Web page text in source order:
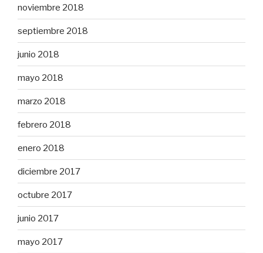
noviembre 2018
septiembre 2018
junio 2018
mayo 2018
marzo 2018
febrero 2018
enero 2018
diciembre 2017
octubre 2017
junio 2017
mayo 2017